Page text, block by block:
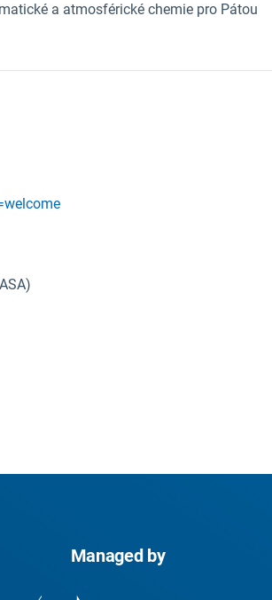
a atmosférické chemie pro Pátou
Managed by